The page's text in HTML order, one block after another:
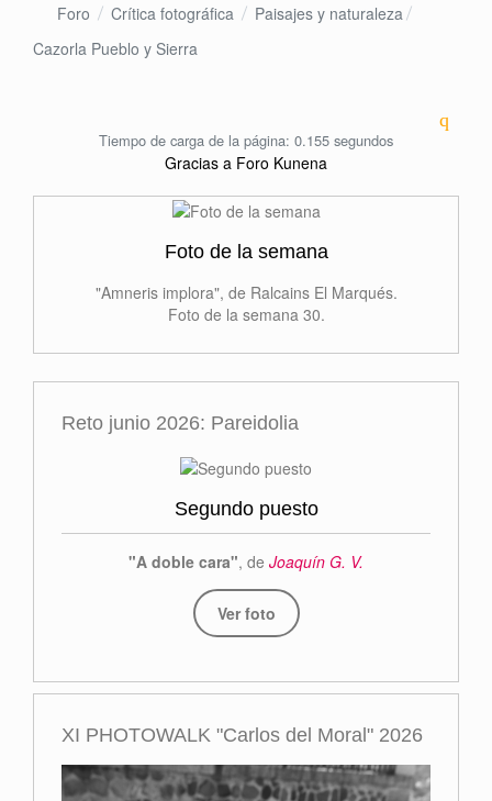
Foro Crítica fotográfica
Paisajes y naturaleza
Cazorla Pueblo y Sierra
Tiempo de carga de la página: 0.155 segundos
Gracias a Foro Kunena
Foto de la semana
"Amneris implora", de Ralcains El Marqués.
Foto de la semana 30.
Reto junio 2026: Pareidolia
Segundo puesto
"A doble cara", de Joaquín G. V.
Ver foto
XI PHOTOWALK "Carlos del Moral" 2026